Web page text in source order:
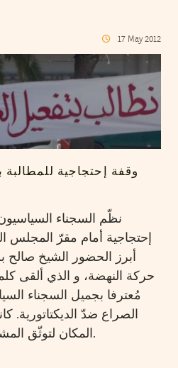
17 May 2012
وقفة إحتجاجية للمطالبة
نظّم السجناء
إحتجاجية أمام مقرّ المجلس
أبرز الحضور الشيخ
حركة النهضة، و الذي ألقى
مُعترفا بجميل السجناء
الصراع ضدّ الديكتاتورية.
المكان لتوثّق المشهد و لمحاورة الحاضرين.